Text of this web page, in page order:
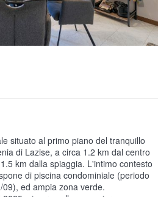
situato al primo piano del tranquillo
di Lazise, a circa 1.2 km dal centro
km dalla spiaggia. L'intimo contesto
di piscina condominiale (periodo
ed ampia zona verde.